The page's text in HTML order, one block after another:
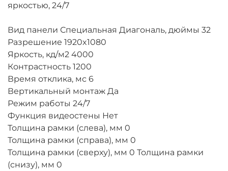
яркостью, 24/7
Вид панели Специальная Диагональ, дюймы 32
Разрешение 1920x1080
Яркость, кд/м2 4000
Контрастность 1200
Время отклика, мс 6
Вертикальный монтаж Да
Режим работы 24/7
Функция видеостены Нет
Толщина рамки (слева), мм 0
Толщина рамки (справа), мм 0
Толщина рамки (сверху), мм 0 Толщина рамки
(снизу), мм 0